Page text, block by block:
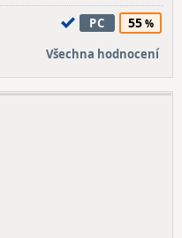
PC 55
Všechna hodnocení